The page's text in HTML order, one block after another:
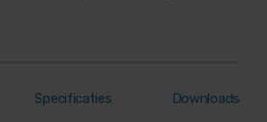
Specificaties Downloads